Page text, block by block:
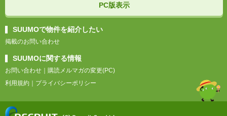
PC版表示
SUUMOで物件を紹介したい
掲載のお問い合わせ
SUUMOに関する情報
お問い合わせ
購読メルマガの変更(PC)
利用規約
プライバシーポリシー